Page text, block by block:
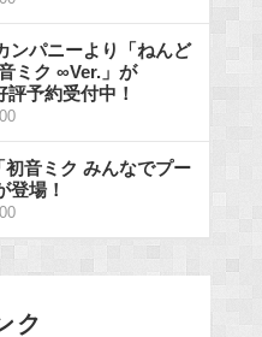
ンパニーより「ねんど
ミク ∞Ver.」が
予約受付中！
音ミク みんなでプー
登場！
ク